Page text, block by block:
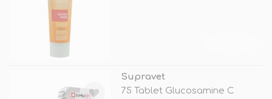
Supravet
75 Tablet Glucosamine C